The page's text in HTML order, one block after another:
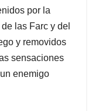
por la
las Farc y del
y removidos
sensaciones
enemigo